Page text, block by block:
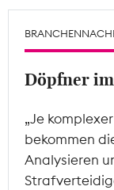
Döpfner
„Je
bekommen
Analysieren